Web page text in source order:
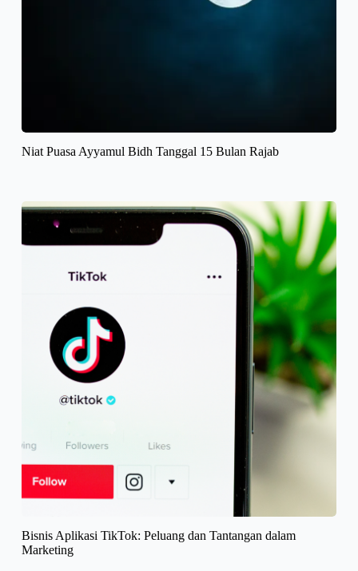
Niat Puasa Ayyamul Bidh Tanggal 15 Bulan Rajab
Bisnis Aplikasi TikTok: Peluang dan Tantangan dalam
Marketing